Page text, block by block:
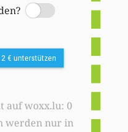
Switch
€ unterstützen
woxx.lu: 0
werden nur in